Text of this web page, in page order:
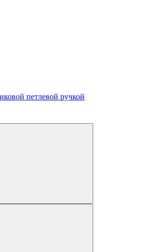
петлевой ручкой